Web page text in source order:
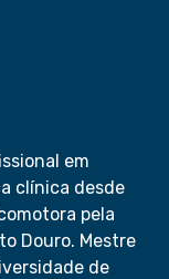
em
clínica desde
pela
Douro. Mestre
de